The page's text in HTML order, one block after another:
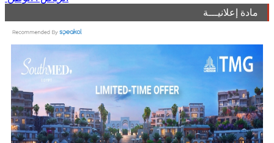
مادة إعلانيـــة